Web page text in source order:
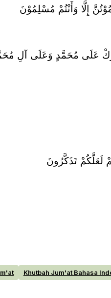
عَلَى مُحَمَّدٍ وَعَلَى آلِ
Khutbah Jum'at Bahasa